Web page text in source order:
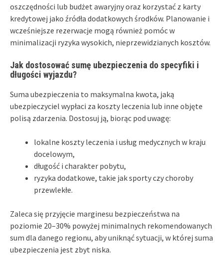
oszczędności lub budżet awaryjny oraz korzystać z karty
kredytowej jako źródła dodatkowych środków. Planowanie i
wcześniejsze rezerwacje mogą również pomóc w
minimalizacji ryzyka wysokich, nieprzewidzianych kosztów.
Jak dostosować sumę ubezpieczenia do specyfiki i
długości wyjazdu?
Suma ubezpieczenia to maksymalna kwota, jaką
ubezpieczyciel wypłaci za koszty leczenia lub inne objęte
polisą zdarzenia. Dostosuj ją, biorąc pod uwagę:
lokalne koszty leczenia i usług medycznych w kraju
docelowym,
długość i charakter pobytu,
ryzyka dodatkowe, takie jak sporty czy choroby
przewlekłe.
Zaleca się przyjęcie marginesu bezpieczeństwa na
poziomie 20–30% powyżej minimalnych rekomendowanych
sum dla danego regionu, aby uniknąć sytuacji, w której suma
ubezpieczenia jest zbyt niska.